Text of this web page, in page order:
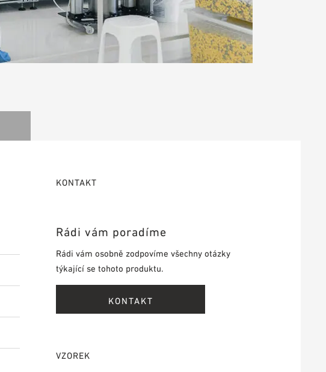
KONTAKT
Rádi vám poradíme
Rádi vám osobně zodpovíme všechny otázky
týkající se tohoto produktu.
KONTAKT
VZOREK